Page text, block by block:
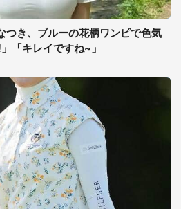
つき、ブルーの花柄ワンピで色気
「キレイですね~」